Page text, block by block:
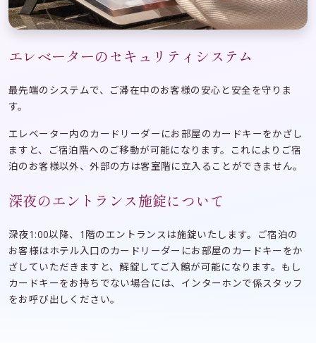
エレベーターのセキュリティシステム
最先端のシステムで、ご滞在中のお客様の安心と安全を守りま
す。
エレベーター内のカードリーダーにお部屋のカードキーをかざし
ますと、ご宿泊階へのご移動が可能になります。これによりご宿
泊のお客様以外、外部の方は客室階に立入ることができません。
深夜のエントランス施錠について
深夜1:00以降、1階のエントランスは施錠いたします。ご宿泊の
お客様はホテル入口のカードリーダーにお部屋のカードキーをか
ざしていただきますと、解錠してご入館が可能になります。もし
カードキーをお持ちでない場合には、インターホンで係スタッフ
をお呼び出しください。